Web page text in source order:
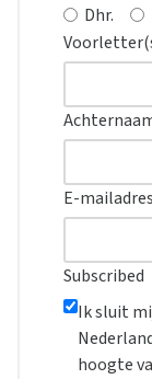
Dhr.
E-
Subscribed
Ik sluit
hoogte